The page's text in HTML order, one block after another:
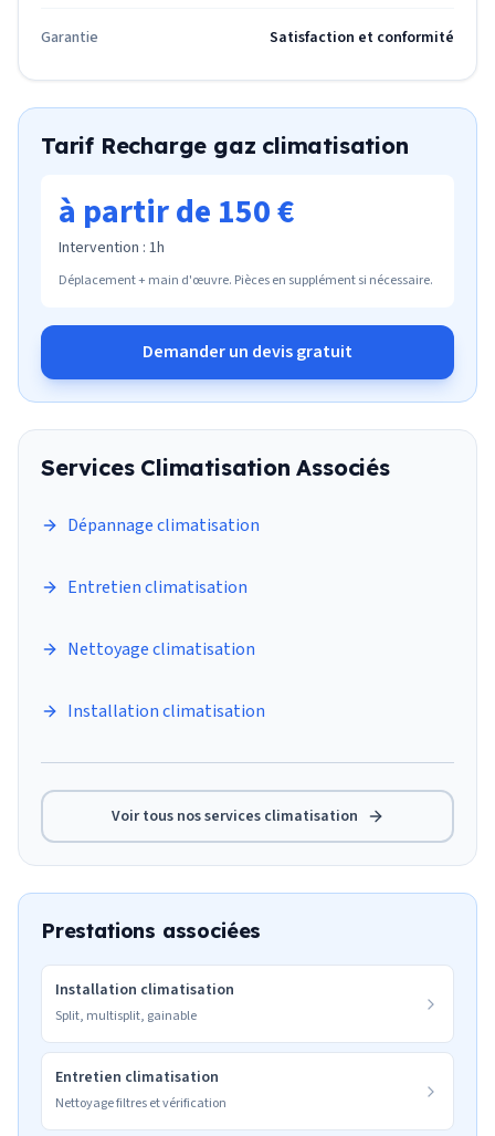
Garantie Satisfaction et conformité
Tarif Recharge gaz climatisation
à partir de 150 €
Intervention : 1h
Déplacement + main d'œuvre. Pièces en supplément si nécessaire.
Demander un devis gratuit
Services Climatisation Associés
Dépannage climatisation
Entretien climatisation
Nettoyage climatisation
Installation climatisation
Voir tous nos services climatisation
Prestations associées
Installation climatisation
Split, multisplit, gainable
Entretien climatisation
Nettoyage filtres et vérification